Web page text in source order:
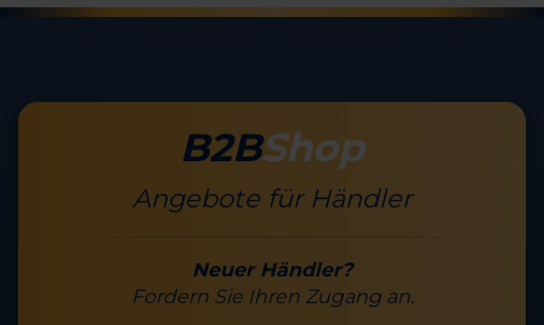
B2BShop
Angebote für Händler
Neuer Händler?
Fordern Sie Ihren Zugang an.